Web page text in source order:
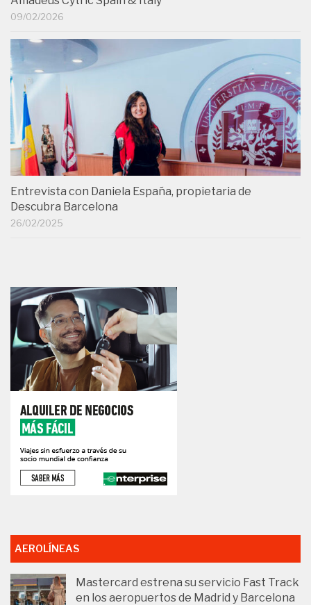
09/02/2026
Entrevista con Daniela España, propietaria de
Descubra Barcelona
26/02/2025
AEROLÍNEAS
Mastercard estrena su servicio Fast Track
en los aeropuertos de Madrid y Barcelona